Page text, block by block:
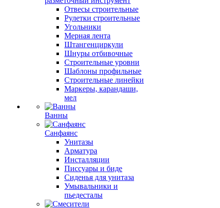
Отвесы строительные
Рулетки строительные
Угольники
Мерная лента
Штангенциркули
Шнуры отбивочные
Строительные уровни
Шаблоны профильные
Строительные линейки
Маркеры, карандаши,
мел
Ванны
Санфаянс
Унитазы
Арматура
Инсталляции
Писсуары и биде
Сиденья для унитаза
Умывальники и
пьедесталы